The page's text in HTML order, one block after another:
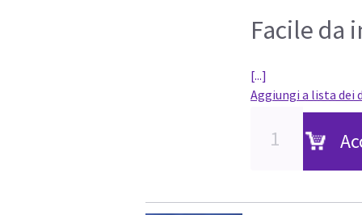
Facile da
[...]
Aggiungi a lista dei